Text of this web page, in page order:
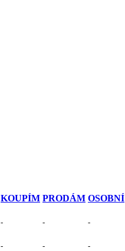
KOUPÍM PRODÁM OSOBNÍ
- - -
- - -